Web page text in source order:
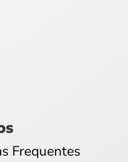
Frequentes